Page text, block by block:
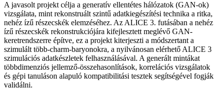
A javasolt projekt célja a generatív ellentétes hálózatok (GAN-ok)
vizsgálata, mint rekonstruált szintű adatkiegészítési technika a ritka,
nehéz ízű részecskék elemzéséhez. Az ALICE 3. futásában a nehéz
ízű részecskék rekonstrukciójára kifejlesztett meglévő GAN-
keretrendszerre építve, ez a projekt kiterjeszti a módszertant a
szimulált több-charm-baryonokra, a nyilvánosan elérhető ALICE 3
szimulációs adatkészletek felhasználásával. A generált mintákat
többdimenziós jellemző-összehasonlítások, korrelációs vizsgálatok
és gépi tanuláson alapuló kompatibilitási tesztek segítségével fogják
validálni.